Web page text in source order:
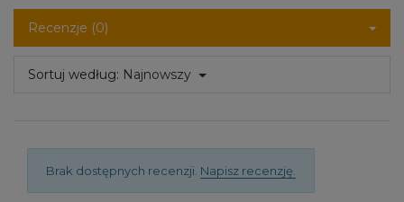
Recenzje (0)
Sortuj według: Najnowszy
Brak dostępnych recenzji. Napisz recenzję.